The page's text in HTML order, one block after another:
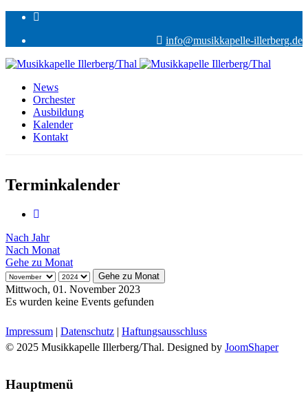
info@musikkapelle-illerberg.de
News
Orchester
Ausbildung
Kalender
Kontakt
Terminkalender
Nach Jahr
Nach Monat
Gehe zu Monat
Gehe zu Monat
Mittwoch, 01. November 2023
Es wurden keine Events gefunden
Impressum | Datenschutz | Haftungsausschluss
© 2025 Musikkapelle Illerberg/Thal. Designed by JoomShaper
Hauptmenü